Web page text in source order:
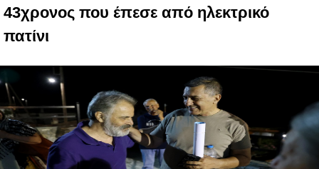
43χρονος που έπεσε από ηλεκτρικό
πατίνι